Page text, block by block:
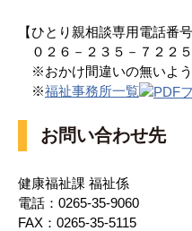
【ひとり親相談専用電話番号
０２６－２３５－７２２５
※おかけ間違いの無いよう
※福祉事務所一覧
お問い合わせ先
健康福祉課 福祉係
電話：0265-35-9060
FAX：0265-35-5115